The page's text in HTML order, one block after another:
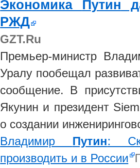
Экономика Путин
РЖД
GZT.Ru
Премьер-министр
Уралу пообещал
сообщение. В
Якунин и президент
о создании
Владимир Путин:
производить и в России